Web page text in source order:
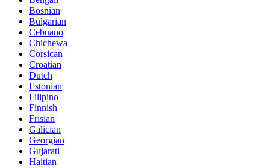
Bosnian
Bulgarian
Cebuano
Chichewa
Corsican
Croatian
Dutch
Estonian
Filipino
Finnish
Frisian
Galician
Georgian
Gujarati
Haitian